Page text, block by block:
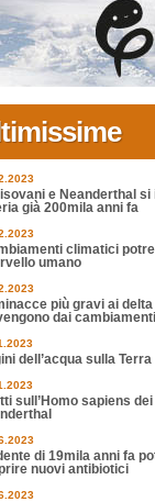
e Neanderthal
già 200mila anni fa
climatici
umano
più gravi ai
dai
dell’acqua sulla Terra
sull’Homo sapiens
di 19mila anni fa
nuovi antibiotici